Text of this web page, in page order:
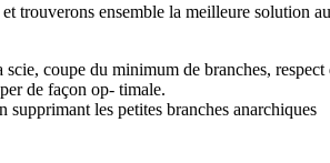
trouverons ensemble la meilleure solution
coupe du minimum de branches,
de façon op- timale.
supprimant les petites branches anarchiques